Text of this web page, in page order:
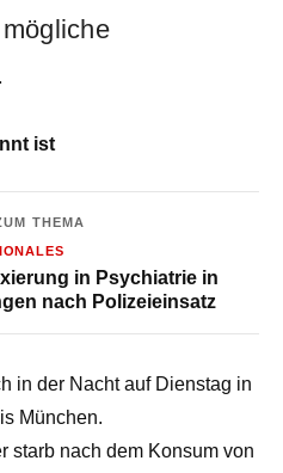
ist
THEMA
in Psychiatrie in
nach Polizeieinsatz
in der Nacht auf Dienstag in
München.
starb nach dem Konsum von